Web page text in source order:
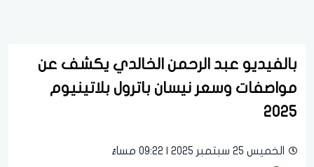
بالفيديو عبد الرحمن الخالدي يكشف عن
مواصفات وسعر نيسان باترول بلاتينيوم
2025
الخميس 25 سبتمبر 2025 | 09:22 مساءً